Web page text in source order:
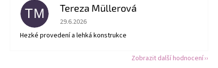
TM Tereza Müllerová
Hodnocení obchodu je 5 z 5 hvězdiček.
29.6.2026
Hezké provedení a lehká konstrukce
Zobrazit další hodnocení